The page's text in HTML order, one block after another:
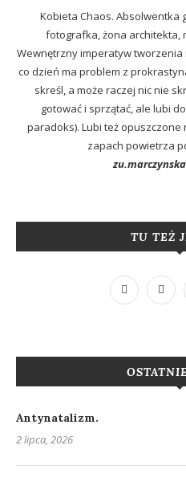
Kobieta Chaos. Absolwentka
fotografka, żona architekta,
Wewnętrzny imperatyw
co dzień ma problem z
skreśl, a może raczej nic nie
gotować i sprzątać, ale lubi
paradoks). Lubi też
zapach powietrza
TU TEŻ
Antynatalizm.
2 lipca, 2026